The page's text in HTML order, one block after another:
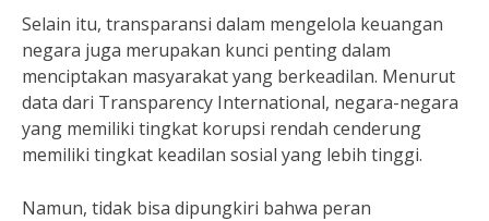
Selain itu, transparansi dalam mengelola keuangan
negara juga merupakan kunci penting dalam
menciptakan masyarakat yang berkeadilan. Menurut
data dari Transparency International, negara-negara
yang memiliki tingkat korupsi rendah cenderung
memiliki tingkat keadilan sosial yang lebih tinggi.
Namun, tidak bisa dipungkiri bahwa peran